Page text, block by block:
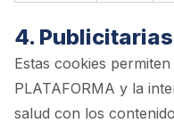
4.
Estas cookies
PLATAFORMA y la
salud con los